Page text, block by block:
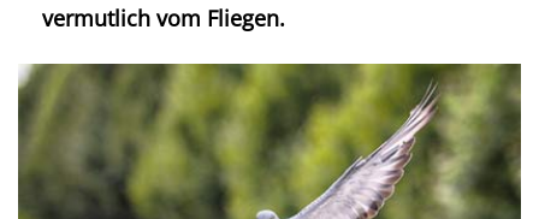
vermutlich vom Fliegen.